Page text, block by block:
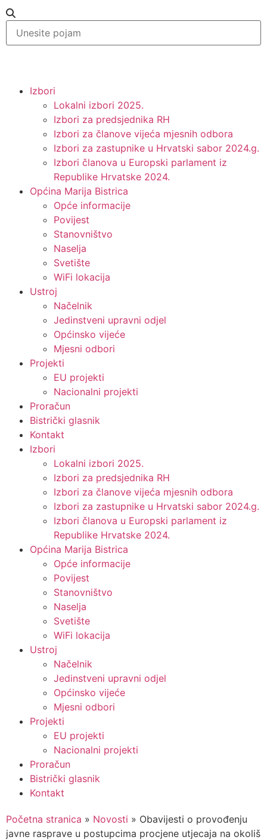
Izbori
Lokalni izbori 2025.
Izbori za predsjednika RH
Izbori za članove vijeća mjesnih odbora
Izbori za zastupnike u Hrvatski sabor 2024.g.
Izbori članova u Europski parlament iz
Republike Hrvatske 2024.
Općina Marija Bistrica
Opće informacije
Povijest
Stanovništvo
Naselja
Svetište
WiFi lokacija
Ustroj
Načelnik
Jedinstveni upravni odjel
Općinsko vijeće
Mjesni odbori
Projekti
EU projekti
Nacionalni projekti
Proračun
Bistrički glasnik
Kontakt
Izbori
Lokalni izbori 2025.
Izbori za predsjednika RH
Izbori za članove vijeća mjesnih odbora
Izbori za zastupnike u Hrvatski sabor 2024.g.
Izbori članova u Europski parlament iz
Republike Hrvatske 2024.
Općina Marija Bistrica
Opće informacije
Povijest
Stanovništvo
Naselja
Svetište
WiFi lokacija
Ustroj
Načelnik
Jedinstveni upravni odjel
Općinsko vijeće
Mjesni odbori
Projekti
EU projekti
Nacionalni projekti
Proračun
Bistrički glasnik
Kontakt
Početna stranica » Novosti » Obavijesti o provođenju
javne rasprave u postupcima procjene utjecaja na okoliš